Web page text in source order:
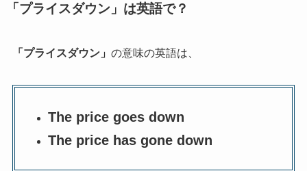
「プライスダウン」は英語で？
「プライスダウン」 の意味の英語は、
The price goes down
The price has gone down